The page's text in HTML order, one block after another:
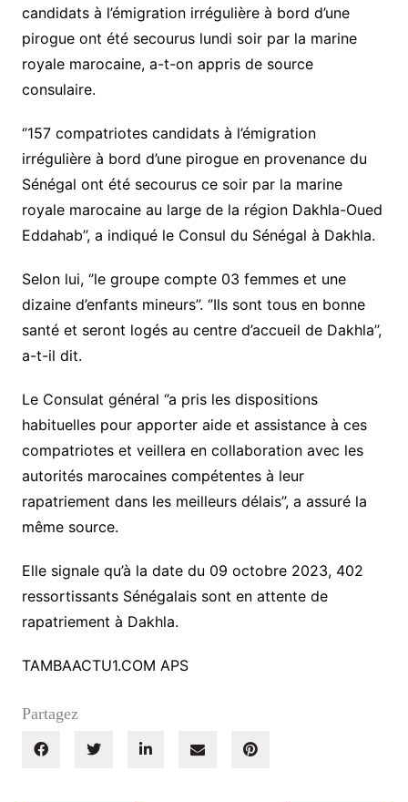
candidats à l’émigration irrégulière à bord d’une
pirogue ont été secourus lundi soir par la marine
royale marocaine, a-t-on appris de source
consulaire.
‘’157 compatriotes candidats à l’émigration
irrégulière à bord d’une pirogue en provenance du
Sénégal ont été secourus ce soir par la marine
royale marocaine au large de la région Dakhla-Oued
Eddahab’’, a indiqué le Consul du Sénégal à Dakhla.
Selon lui, ‘’le groupe compte 03 femmes et une
dizaine d’enfants mineurs’’. ‘’Ils sont tous en bonne
santé et seront logés au centre d’accueil de Dakhla’’,
a-t-il dit.
Le Consulat général ‘’a pris les dispositions
habituelles pour apporter aide et assistance à ces
compatriotes et veillera en collaboration avec les
autorités marocaines compétentes à leur
rapatriement dans les meilleurs délais’’, a assuré la
même source.
Elle signale qu’à la date du 09 octobre 2023, 402
ressortissants Sénégalais sont en attente de
rapatriement à Dakhla.
TAMBAACTU1.COM APS
Partagez